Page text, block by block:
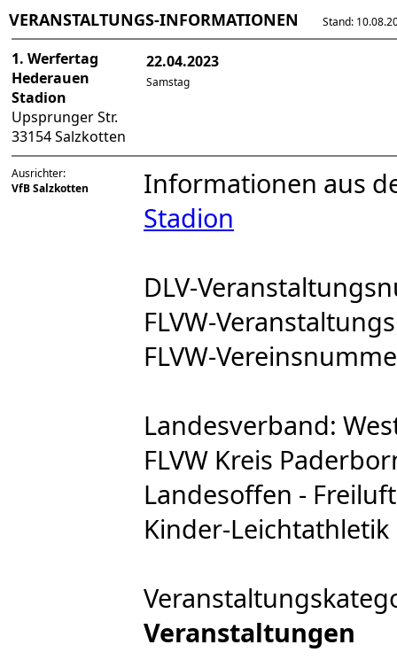
VERANSTALTUNGS-INFORMATIONEN Stand:
1. Werfertag
Hederauen
Stadion
Upsprunger Str.
33154 Salzkotten
22.04.2023
Samstag
Ausrichter:
VfB Salzkotten
Informationen aus
Stadion
DLV-
FLVW-
FLVW-
Landesverband:
FLVW Kreis
Landesoffen -
Kinder-Leichtathletik
Veranstaltungen